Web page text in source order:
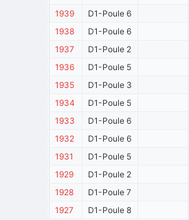
1939
D1-Poule 6
1938
D1-Poule 6
1937
D1-Poule 2
1936
D1-Poule 5
1935
D1-Poule 3
1934
D1-Poule 5
1933
D1-Poule 6
1932
D1-Poule 6
1931
D1-Poule 5
1929
D1-Poule 2
1928
D1-Poule 7
1927
D1-Poule 8